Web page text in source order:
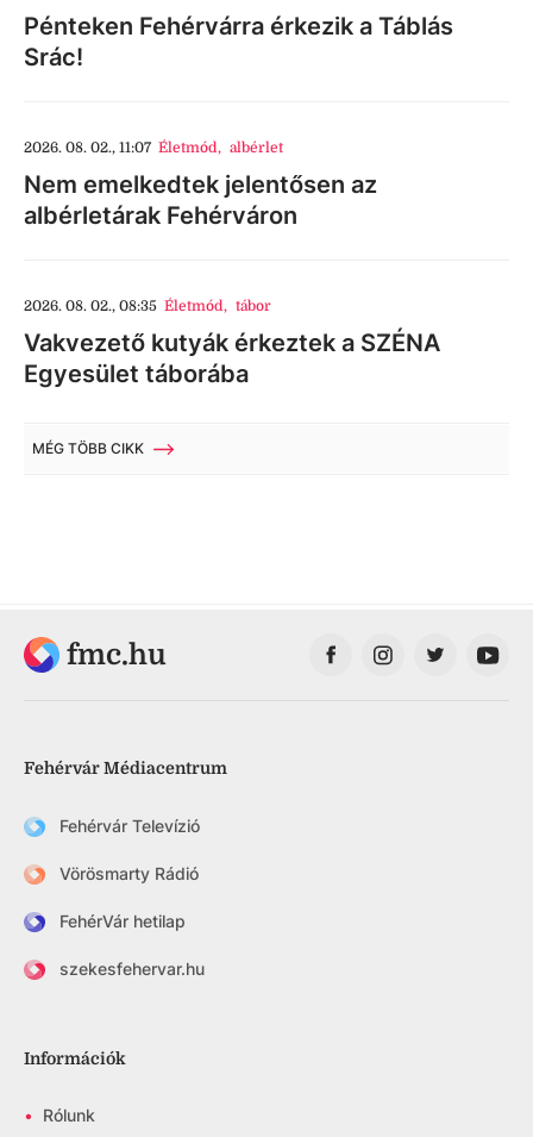
Pénteken Fehérvárra érkezik a Táblás
Srác!
2026. 08. 02., 11:07 Életmód, albérlet
Nem emelkedtek jelentősen az
albérletárak Fehérváron
2026. 08. 02., 08:35 Életmód, tábor
Vakvezető kutyák érkeztek a SZÉNA
Egyesület táborába
MÉG TÖBB CIKK
fmc.hu
Fehérvár Médiacentrum
Fehérvár Televízió
Vörösmarty Rádió
FehérVár hetilap
szekesfehervar.hu
Információk
• Rólunk